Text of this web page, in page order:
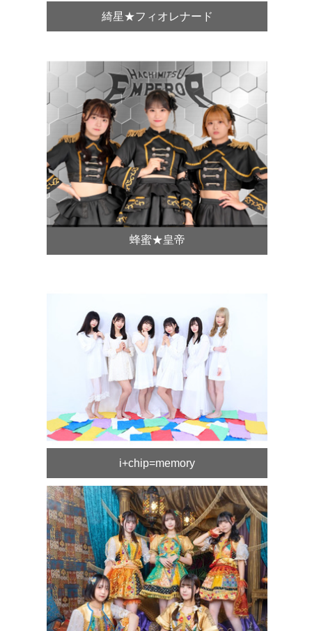
綺星★フィオレナード
蜂蜜★皇帝
i+chip=memory